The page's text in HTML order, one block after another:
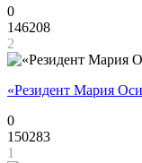
0
146208
2
«Резидент Мария
0
150283
1